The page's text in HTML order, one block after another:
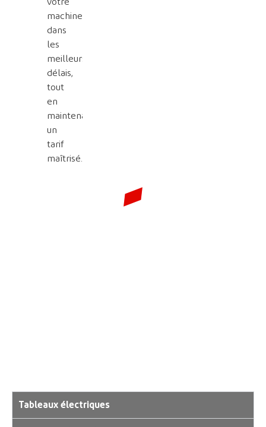
machine
dans
les
meilleurs
délais,
tout
en
maintenant
un
tarif
maîtrisé.
Tableaux électriques